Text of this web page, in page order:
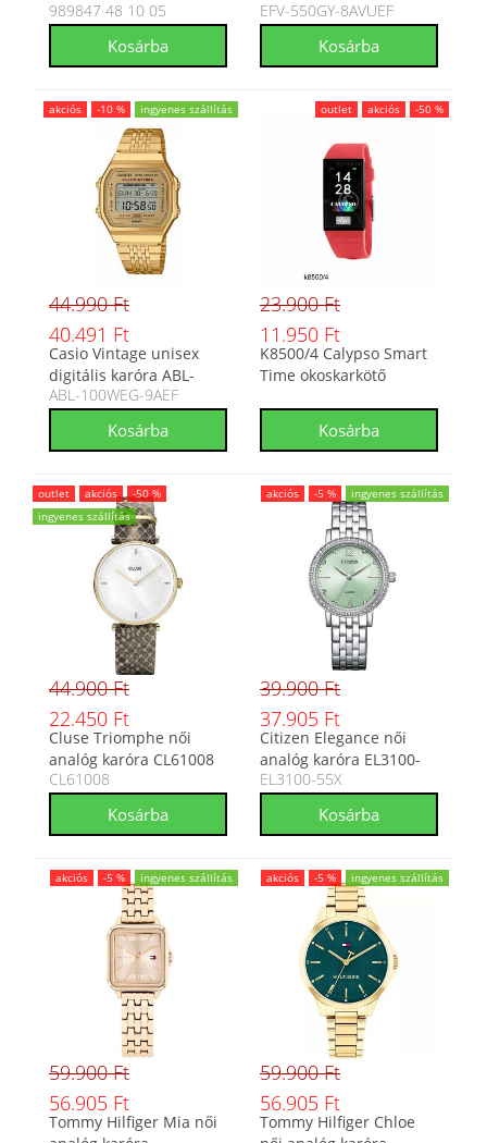
989847 48 10 05
989847 48 10 05
karóra
EFV-550GY-8AVUEF
akciós -10 % ingyenes szállítás
44.990 Ft
40.491 Ft
Casio Vintage unisex
digitális karóra ABL-
100WEG-9AEF
ABL-100WEG-9AEF
outlet akciós -50 %
23.900 Ft
11.950 Ft
K8500/4 Calypso Smart
Time okoskarkötő
outlet akciós
-50 %
ingyenes szállítás
44.900 Ft
22.450 Ft
Cluse Triomphe női
analóg karóra CL61008
CL61008
akciós -5 % ingyenes szállítás
39.900 Ft
37.905 Ft
Citizen Elegance női
analóg karóra EL3100-
55X
EL3100-55X
akciós -5 % ingyenes szállítás
59.900 Ft
56.905 Ft
Tommy Hilfiger Mia női
akciós -5 % ingyenes szállítás
59.900 Ft
56.905 Ft
Tommy Hilfiger Chloe